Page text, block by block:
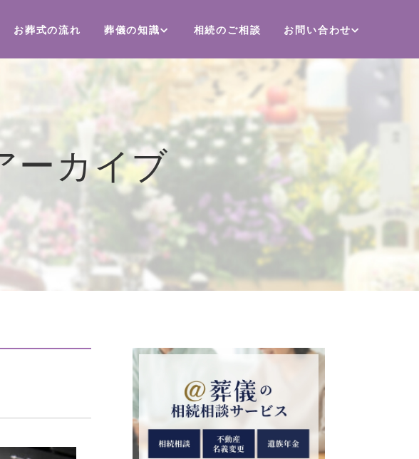
お葬式の流れ 葬儀の知識 相続のご相談 お問い合わせ
ーカイブ